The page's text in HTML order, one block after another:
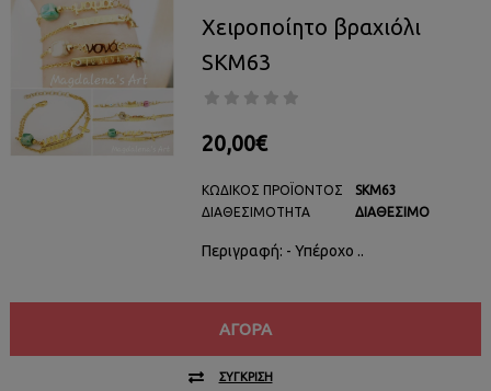
Χειροποίητο βραχιόλι
SKM63
20,00€
ΚΩΔΙΚΌΣ ΠΡΟΪΌΝΤΟΣ
ΔΙΑΘΕΣΙΜΌΤΗΤΑ
SKM63
ΔΙΑΘΈΣΙΜΟ
Περιγραφή: - Υπέροχο ..
ΑΓΟΡΆ
ΣΎΓΚΡΙΣΗ